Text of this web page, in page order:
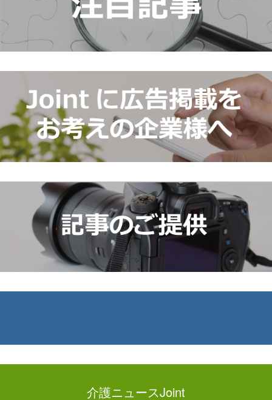
介護ニュースJoint